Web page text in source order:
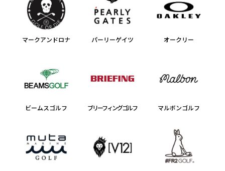
マークアンドロナ パーリーゲイツ オークリー
ビームスゴルフ ブリーフィングゴルフ マルボンゴルフ